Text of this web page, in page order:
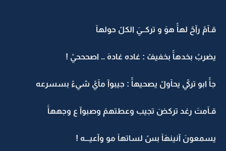
قـآمً رآحً لهآً هوَ و تركــيَ الكلً حولهآ
يضربً بخدهآً بخفيفً : غاده غادهَ .. اصحححيً !
جآً ابو تركيً يحآولً يصحيهآً : جيبوآ مآيً شيءً بسسرعه
قـآمتَ رغد تركضَ تجيب وعطتهمَ وصبوآ ع وجههآَ
يسمعونَ آنينهَآ بسً لساتهآ مو وآعيـــه !